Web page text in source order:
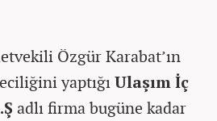
Özgür Karabat’ın
yaptığıUlaşım İç
adlı firma bugüne kadar